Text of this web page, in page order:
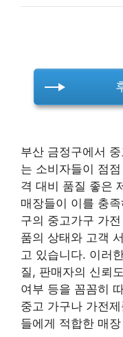
부산 금정구에서
는 소비자들이 점
격 대비 품질 좋은
매장들이 이를 충
구의 중고가구 가
품의 상태와 고객
고 있습니다. 이러
질, 판매자의 신뢰
여부 등을 꼼꼼히
중고 가구나 가전
들에게 적합한 매